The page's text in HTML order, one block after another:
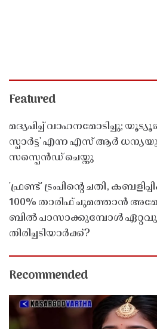
Featured
മദ്യപിച്ച് വാഹനമോടിച്ചു;
സ്പാർട്ട' എന്ന എസ് ആർ
സസ്പെൻഡ് ചെയ്തു ​​​​​​​
'ഫ്രണ്ട്' ട്രംപിന്റെ ചതി,
100% താരിഫ് ചുമത്താൻ
ബിൽ പാസാക്കുമ്പോൾ
തിരിച്ചടിയാർക്ക്?
Recommended